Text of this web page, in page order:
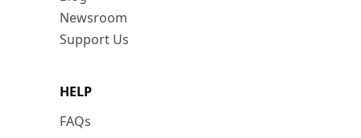
Newsroom
Support Us
HELP
FAQs